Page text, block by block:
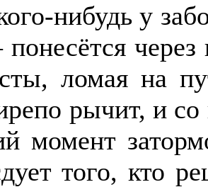
нибудь у
ломая на
рычит, и со
момент
того, кто